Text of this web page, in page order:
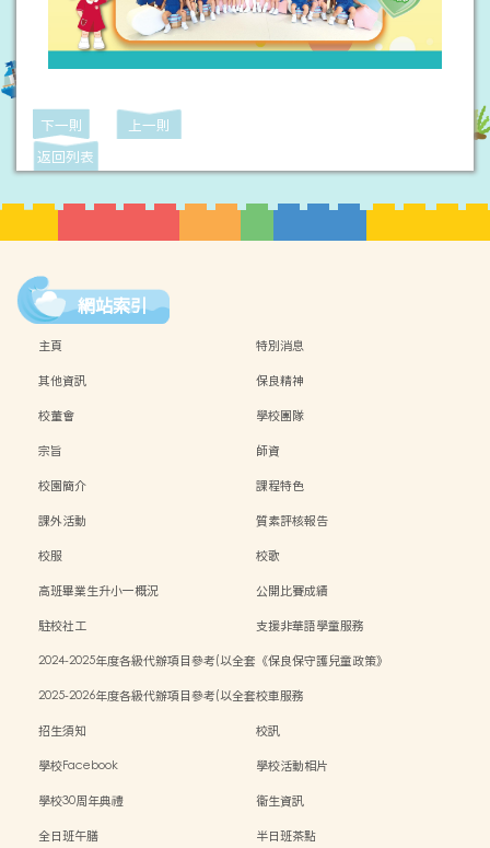
下一則
上一則
返回列表
網站索引
主頁
特別消息
其他資訊
保良精神
校董會
學校團隊
宗旨
師資
校園簡介
課程特色
課外活動
質素評核報告
校服
校歌
高班畢業生升小一概況
公開比賽成績
駐校社工
支援非華語學童服務
2024-2025年度各級代辦項目參考(以全套 《保良保守護兒童政策》
2025-2026年度各級代辦項目參考(以全套校車服務
招生須知
校訊
學校Facebook
學校活動相片
學校30周年典禮
衞生資訊
全日班午膳
半日班茶點